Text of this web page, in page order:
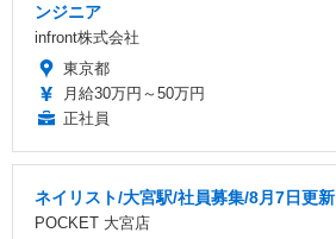
ンジニア
infront株式会社
東京都
月給30万円～50万円
正社員
ネイリスト/大宮駅/社員募集/8月7日更新
POCKET 大宮店